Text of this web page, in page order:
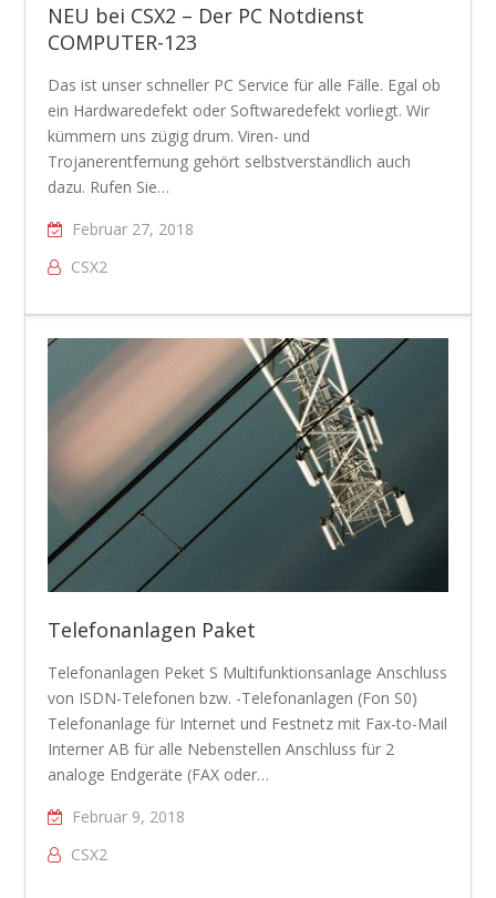
NEU bei CSX2 – Der PC Notdienst
COMPUTER-123
Das ist unser schneller PC Service für alle Fälle. Egal ob
ein Hardwaredefekt oder Softwaredefekt vorliegt. Wir
kümmern uns zügig drum. Viren- und
Trojanerentfernung gehört selbstverständlich auch
dazu. Rufen Sie…
Februar 27, 2018
CSX2
Telefonanlagen Paket
Telefonanlagen Peket S Multifunktionsanlage Anschluss
von ISDN-Telefonen bzw. -Telefonanlagen (Fon S0)
Telefonanlage für Internet und Festnetz mit Fax-to-Mail
Interner AB für alle Nebenstellen Anschluss für 2
analoge Endgeräte (FAX oder…
Februar 9, 2018
CSX2